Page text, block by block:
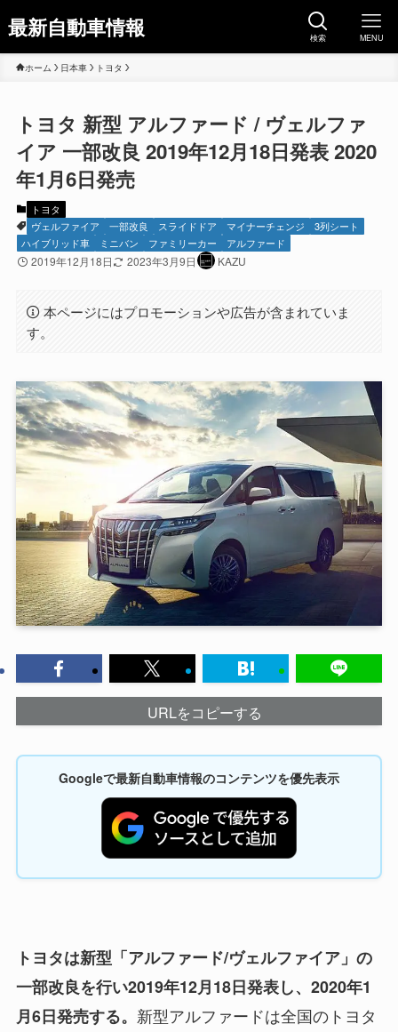
最新自動車情報 検索 MENU
ホーム 日本車 トヨタ
トヨタ 新型 アルファード / ヴェルファ
イア 一部改良 2019年12月18日発表 2020
年1月6日発売
トヨタ
ヴェルファイア
一部改良 スライドドア マイナーチェンジ
3列シート
ハイブリッド車
ミニバン ファミリーカー アルファード
2019年12月18日 2023年3月9日 KAZU
本ページにはプロモーションや広告が含まれていま
す。
URLをコピーする
Googleで最新自動車情報のコンテンツを優先表示
トヨタは新型「アルファード/ヴェルファイア」の
一部改良を行い2019年12月18日発表し、2020年1
月6日発売する。 新型アルファードは全国のトヨタ